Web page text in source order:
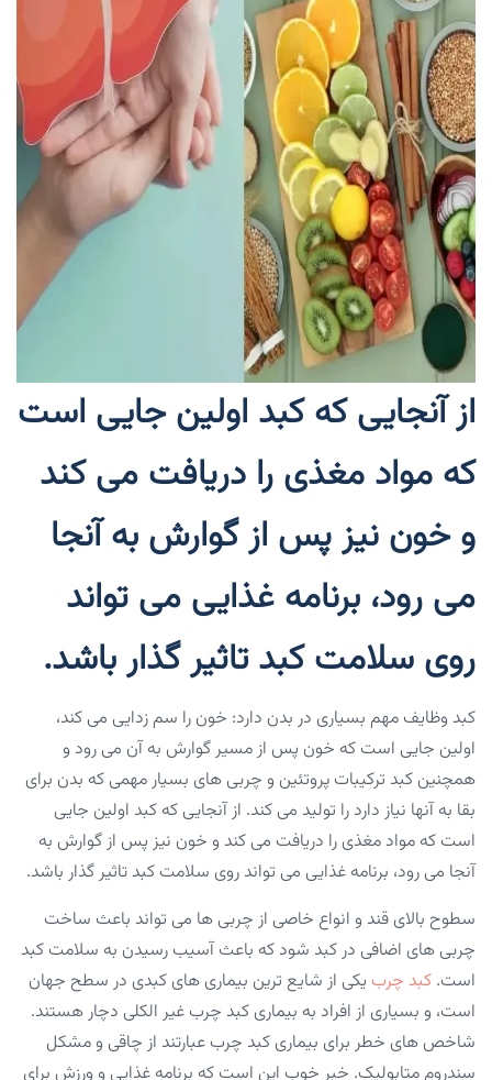
از آنجایی که کبد اولین جایی است
که مواد مغذی را دریافت می کند
و خون نیز پس از گوارش به آنجا
می رود، برنامه غذایی می تواند
روی سلامت کبد تاثیر گذار باشد.
کبد وظایف مهم بسیاری در بدن دارد: خون را سم زدایی می کند،
اولین جایی است که خون پس از مسیر گوارش به آن می رود و
همچنین کبد ترکیبات پروتئین و چربی های بسیار مهمی که بدن برای
بقا به آنها نیاز دارد را تولید می کند. از آنجایی که کبد اولین جایی
است که مواد مغذی را دریافت می کند و خون نیز پس از گوارش به
آنجا می رود، برنامه غذایی می تواند روی سلامت کبد تاثیر گذار باشد.
سطوح بالای قند و انواع خاصی از چربی ها می تواند باعث ساخت
چربی های اضافی در کبد شود که باعث آسیب رسیدن به سلامت کبد
است. کبد چرب یکی از شایع ترین بیماری های کبدی در سطح جهان
است، و بسیاری از افراد به بیماری کبد چرب غیر الکلی دچار هستند.
شاخص های خطر برای بیماری کبد چرب عبارتند از چاقی و مشکل
سندروم متابولیک. خبر خوب این است که برنامه غذایی و ورزش برای